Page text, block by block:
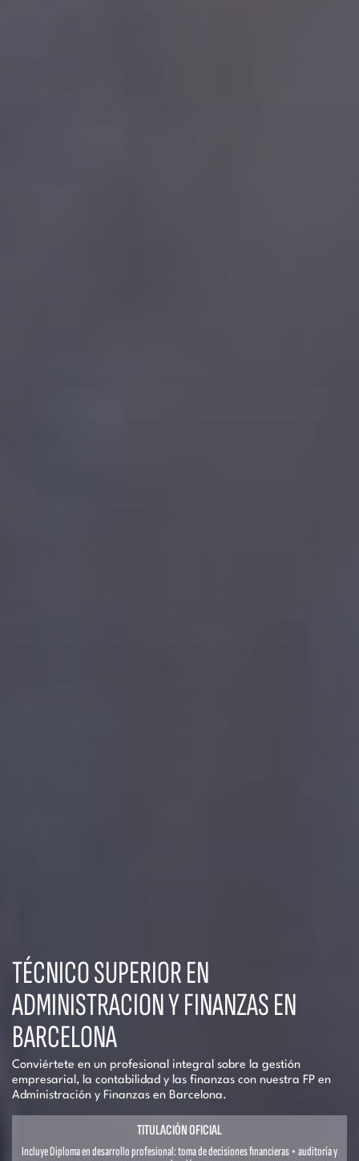
TÉCNICO SUPERIOR EN
ADMINISTRACION Y FINANZAS EN
BARCELONA
Conviértete en un profesional integral sobre la gestión
empresarial, la contabilidad y las finanzas con nuestra FP en
Administración y Finanzas en Barcelona.
TITULACIÓN OFICIAL
Incluye Diploma en desarrollo profesional: toma de decisiones financieras + auditoría y